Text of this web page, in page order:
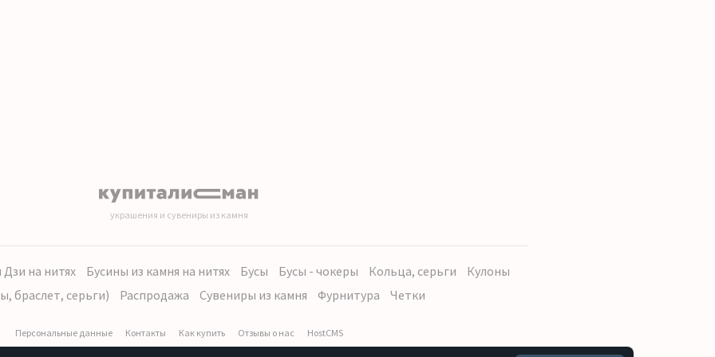
украшения и сувениры из камня
на нитях Бусины из камня на нитях Бусы Бусы - чокеры Кольца, серьги
Кулоны
браслет, серьги)
Распродажа Сувениры из камня Фурнитура Четки
Персональные данные Контакты Как купить Отзывы о нас HostCMS